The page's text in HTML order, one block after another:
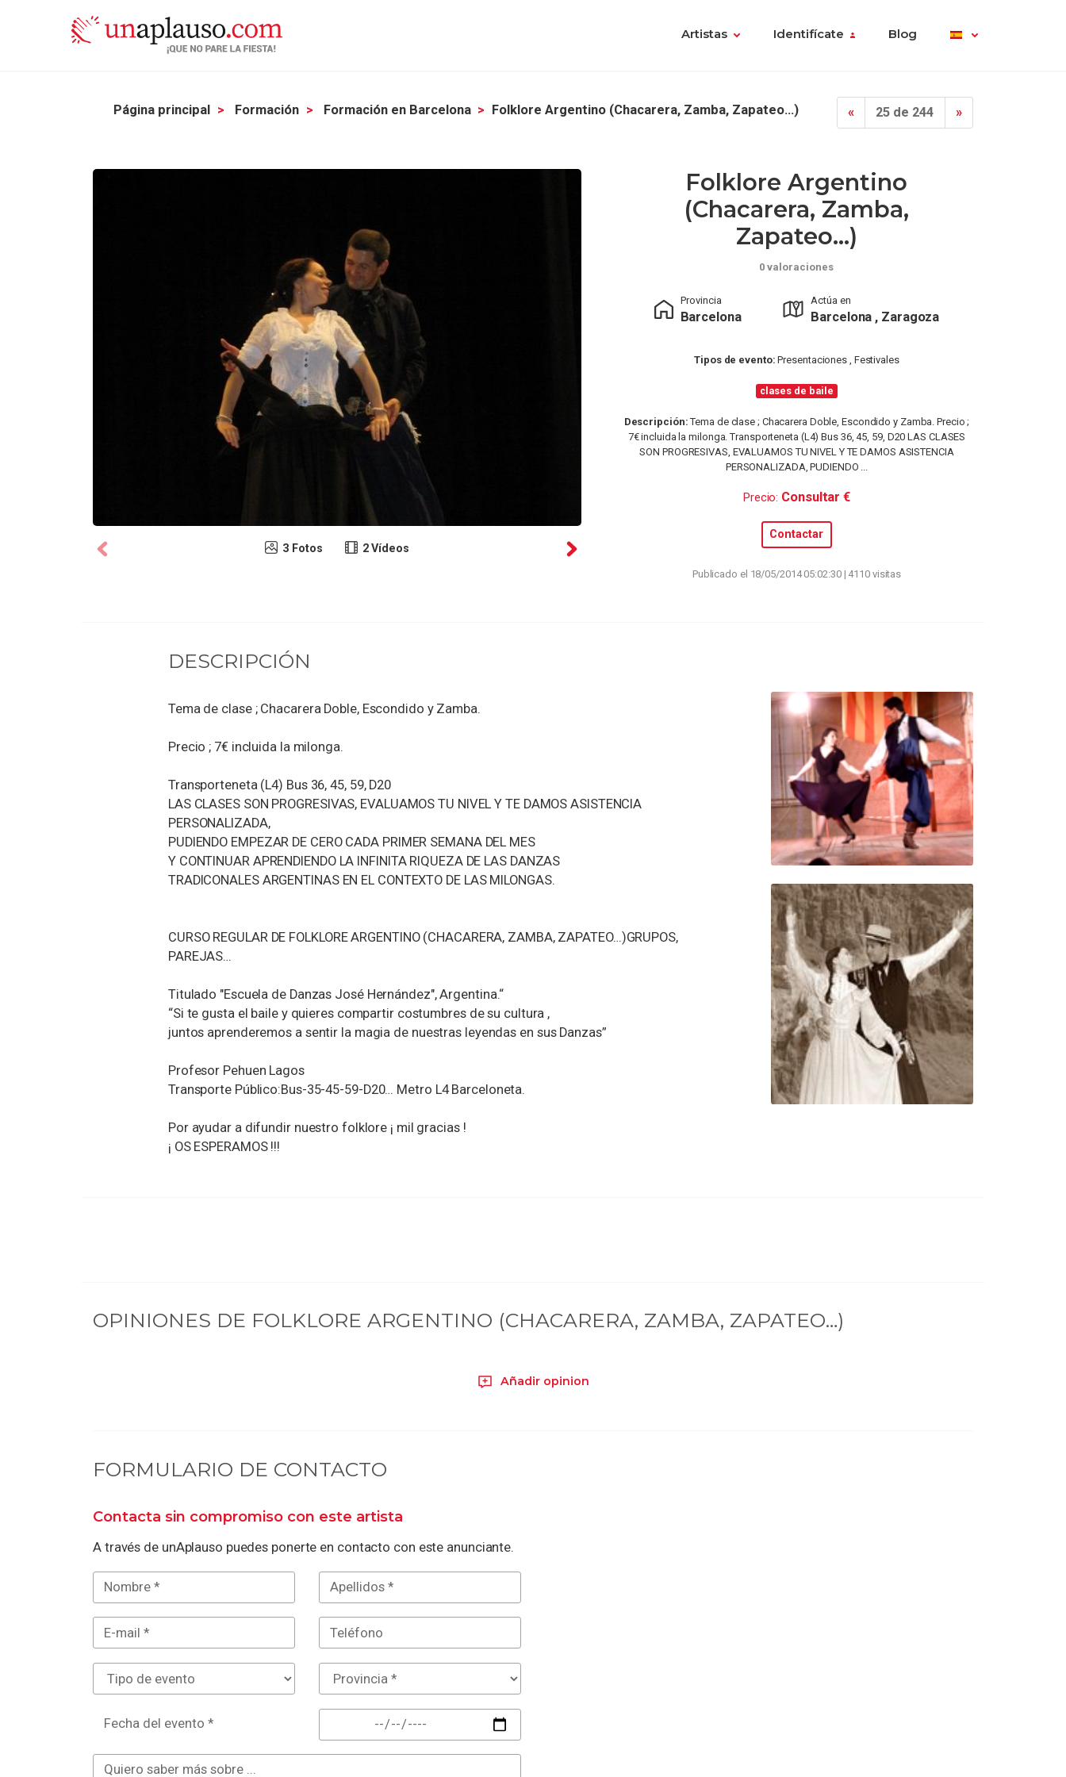
Artistas Identifícate Blog
Página principal Formación Formación en Barcelona Folklore Argentino (chacarera, Zamba, Zapateo…) « 25 de 244 »
3 Fotos 2 Vídeos
Folklore Argentino
(chacarera, Zamba,
Zapateo…)
0 valoraciones
Provincia
Barcelona
Actúa en
Barcelona , Zaragoza
Tipos de evento: Presentaciones , Festivales
clases de baile
Descripción:Tema de clase ; Chacarera Doble, Escondido y Zamba. Precio ;
7€ incluida la milonga. Transporteneta (L4) Bus 36, 45, 59, D20 LAS CLASES
SON PROGRESIVAS, EVALUAMOS TU NIVEL Y TE DAMOS ASISTENCIA
PERSONALIZADA, PUDIENDO ...
Precio: Consultar €
Contactar
Publicado el 18/05/2014 05:02:30 | 4110 visitas
DESCRIPCIÓN
Tema de clase ; Chacarera Doble, Escondido y Zamba.
Precio ; 7€ incluida la milonga.
Transporteneta (L4) Bus 36, 45, 59, D20
LAS CLASES SON PROGRESIVAS, EVALUAMOS TU NIVEL Y TE DAMOS ASISTENCIA
PERSONALIZADA,
PUDIENDO EMPEZAR DE CERO CADA PRIMER SEMANA DEL MES
Y CONTINUAR APRENDIENDO LA INFINITA RIQUEZA DE LAS DANZAS
TRADICONALES ARGENTINAS EN EL CONTEXTO DE LAS MILONGAS.
CURSO REGULAR DE FOLKLORE ARGENTINO (CHACARERA, ZAMBA, ZAPATEO…)GRUPOS,
PAREJAS…
Titulado "Escuela de Danzas José Hernández", Argentina.“
“Si te gusta el baile y quieres compartir costumbres de su cultura ,
juntos aprenderemos a sentir la magia de nuestras leyendas en sus Danzas”
Profesor Pehuen Lagos
Transporte Público:Bus-35-45-59-D20… Metro L4 Barceloneta.
Por ayudar a difundir nuestro folklore ¡ mil gracias !
¡ OS ESPERAMOS !!!
OPINIONES DE FOLKLORE ARGENTINO (CHACARERA, ZAMBA, ZAPATEO…)
Añadir opinion
FORMULARIO DE CONTACTO
Contacta sin compromiso con este artista
A través de unAplauso puedes ponerte en contacto con este anunciante.
Fecha del evento *